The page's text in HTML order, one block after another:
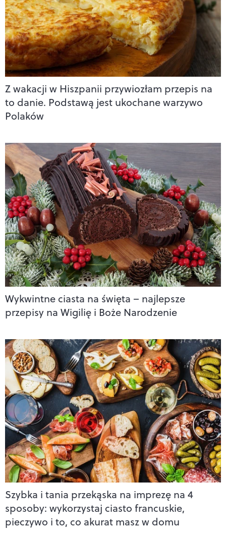
Z wakacji w Hiszpanii przywiozłam przepis na
to danie. Podstawą jest ukochane warzywo
Polaków
Wykwintne ciasta na święta – najlepsze
przepisy na Wigilię i Boże Narodzenie
Szybka i tania przekąska na imprezę na 4
sposoby: wykorzystaj ciasto francuskie,
pieczywo i to, co akurat masz w domu